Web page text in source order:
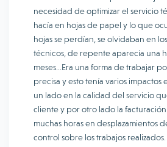
necesidad de optimizar el servicio
hacía en hojas de papel y lo que
hojas se perdían, se olvidaban en
técnicos, de repente aparecía una
meses…Era una forma de trabajar
precisa y esto tenía varios
un lado en la calidad del servicio
cliente y por otro lado la
muchas horas en desplazamientos
control sobre los trabajos realizados.